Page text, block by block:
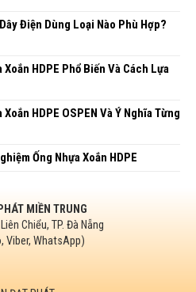
Là Gì? Công Dụng Và Cách Sử
Điện Dùng Loại Nào Phù Hợp?
HDPE OSPEN Và Ý Nghĩa Từng
Ống Nhựa Xoắn HDPE